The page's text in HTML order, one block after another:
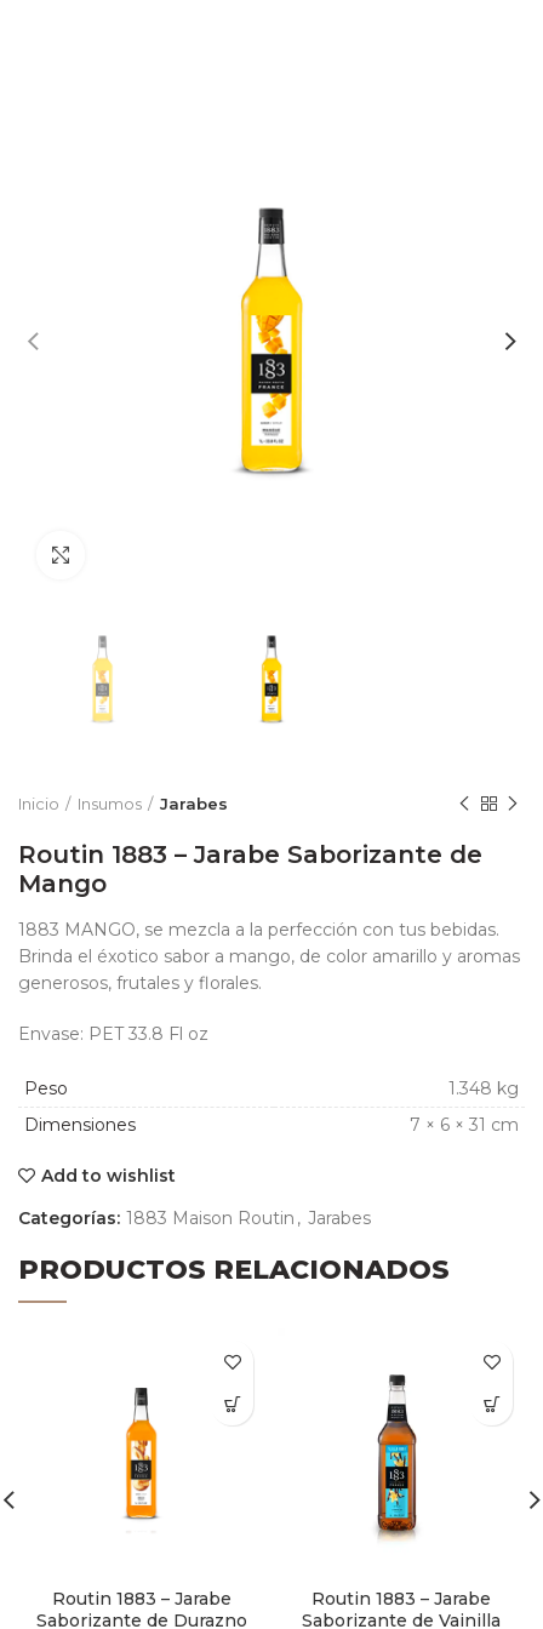
Inicio Insumos Jarabes
Routin 1883 – Jarabe Saborizante de
Mango
1883 MANGO, se mezcla a la perfección con tus bebidas.
Brinda el éxotico sabor a mango, de color amarillo y aromas
generosos, frutales y florales.
Envase: PET 33.8 Fl oz
Peso
1.348 kg
Dimensiones
7 × 6 × 31 cm
Add to wishlist
Categorías: 1883 Maison Routin , Jarabes
PRODUCTOS RELACIONADOS
Routin 1883 – Jarabe
Saborizante de Durazno
Routin 1883 – Jarabe
Saborizante de Vainilla